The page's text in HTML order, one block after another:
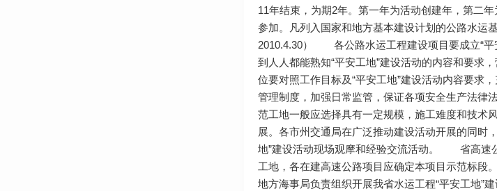
11年结束，为期2年。第一年为活动创建年，第二
参加。凡列入国家和地方基本建设计划的公路
2010.4.30） 各公路水运工程建设项目要成立“平
到人人都能熟知“平安工地”建设活动的内容和
位要对照工作目标及“平安工地”建设活动内容要求
管理制度，加强日常监管，保证各项安全生产法
范工地一般应选择具有一定规模，施工难度和技
展。各市州交通局在广泛推动建设活动开展的同时
地”建设活动现场观摩和经验交流活动。 省高速
工地，各在建高速公路项目应确定本项目示范标
地方海事局负责组织开展我省水运工程“平安工地